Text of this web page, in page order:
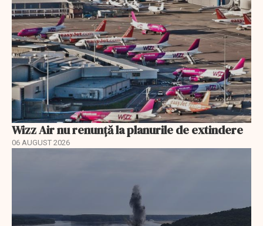
Wizz Air nu renunță la planurile de extindere
06 AUGUST 2026